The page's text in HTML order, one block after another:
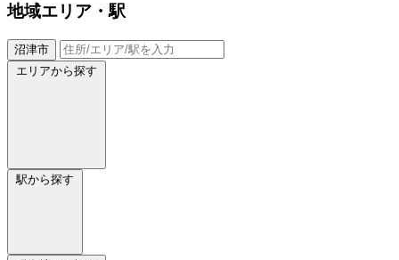
地域エリア・駅
沼津市
エリアから探す
駅から探す